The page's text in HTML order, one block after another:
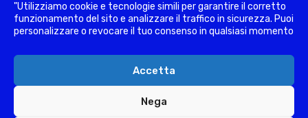
"Utilizziamo cookie e tecnologie simili per garantire il corretto
funzionamento del sito e analizzare il traffico in sicurezza. Puoi
personalizzare o revocare il tuo consenso in qualsiasi momento
Accetta
Nega
Regolamento UE 2016/679.